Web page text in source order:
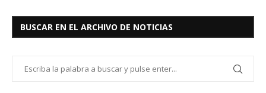
BUSCAR EN EL ARCHIVO DE NOTICIAS